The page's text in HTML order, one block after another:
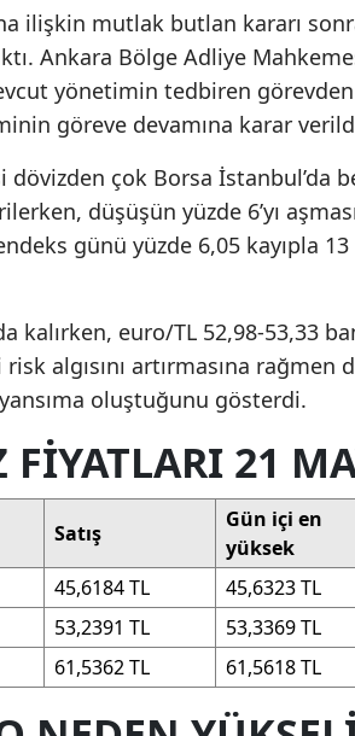
ilişkin mutlak butlan kararı
Ankara Bölge Adliye
yönetimin tedbiren görevden
göreve devamına karar
çok Borsa İstanbul’da
düşüşün yüzde 6’yı
günü yüzde 6,05 kayıpla
kalırken, euro/TL 52,98-53,33
algısını artırmasına rağmen
oluştuğunu gösterdi.
FIYATLARI 21
Satış
Gün içi en
yüksek
45,6184 TL 45,6323 TL
53,2391 TL 53,3369 TL
61,5362 TL 61,5618 TL